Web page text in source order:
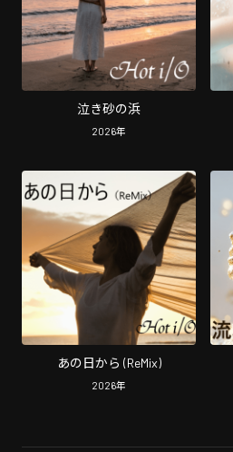
泣き砂の浜
2026年
あの日から (ReMix)
2026年